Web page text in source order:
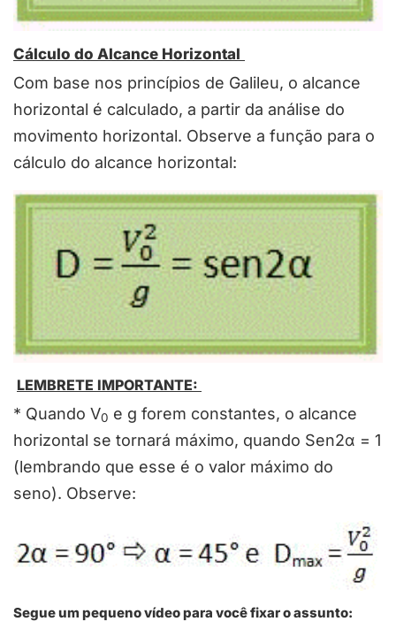
Cálculo do Alcance Horizontal
Com base nos princípios de Galileu, o alcance
horizontal é calculado, a partir da análise do
movimento horizontal. Observe a função para o
cálculo do alcance horizontal:
LEMBRETE IMPORTANTE:
* Quando V0 e g forem constantes, o alcance
horizontal se tornará máximo, quando Sen2α = 1
(lembrando que esse é o valor máximo do
seno). Observe:
Segue um pequeno vídeo para você fixar o assunto: